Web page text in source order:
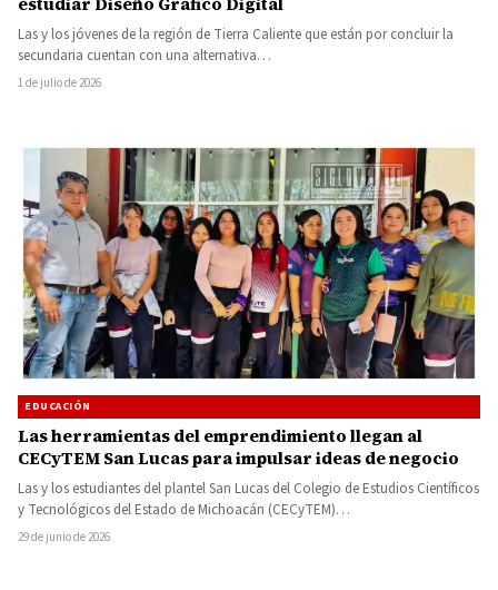
Las y los jóvenes de la región de Tierra Caliente que están por concluir la
secundaria cuentan con una alternativa…
1 de julio de 2026
EDUCACIÓN
Las herramientas del emprendimiento llegan al
CECyTEM San Lucas para impulsar ideas de negocio
Las y los estudiantes del plantel San Lucas del Colegio de Estudios Científicos
y Tecnológicos del Estado de Michoacán (CECyTEM)…
29 de junio de 2026